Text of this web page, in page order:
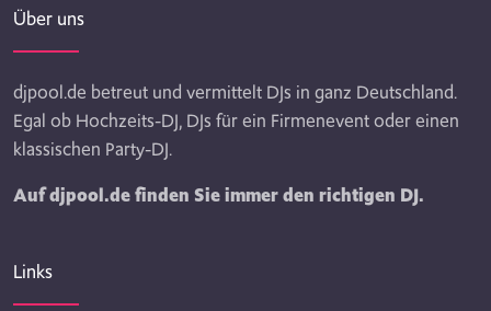
Über uns
djpool.de betreut und vermittelt DJs in ganz Deutschland.
Egal ob Hochzeits-DJ, DJs für ein Firmenevent oder einen
klassischen Party-DJ.
Auf djpool.de finden Sie immer den richtigen DJ.
Links